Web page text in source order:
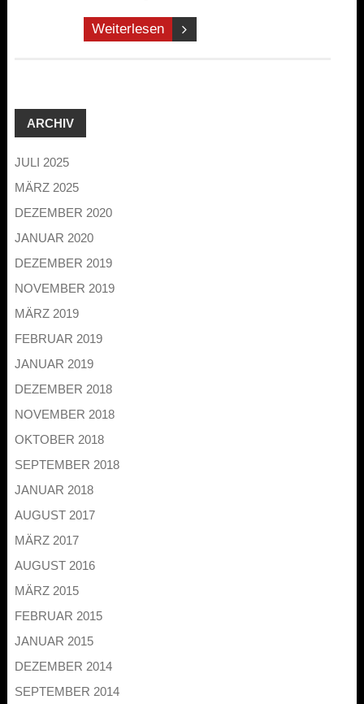
Weiterlesen
ARCHIV
JULI 2025
MÄRZ 2025
DEZEMBER 2020
JANUAR 2020
DEZEMBER 2019
NOVEMBER 2019
MÄRZ 2019
FEBRUAR 2019
JANUAR 2019
DEZEMBER 2018
NOVEMBER 2018
OKTOBER 2018
SEPTEMBER 2018
JANUAR 2018
AUGUST 2017
MÄRZ 2017
AUGUST 2016
MÄRZ 2015
FEBRUAR 2015
JANUAR 2015
DEZEMBER 2014
SEPTEMBER 2014